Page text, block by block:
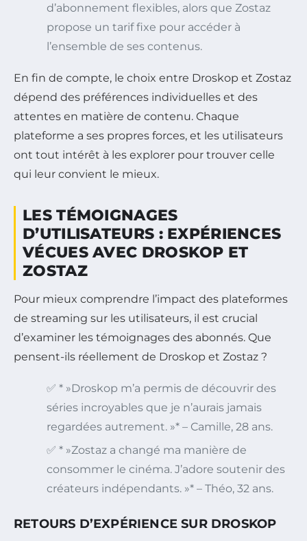
d’abonnement flexibles, alors que Zostaz
propose un tarif fixe pour accéder à
l’ensemble de ses contenus.
En fin de compte, le choix entre Droskop et Zostaz
dépend des préférences individuelles et des
attentes en matière de contenu. Chaque
plateforme a ses propres forces, et les utilisateurs
ont tout intérêt à les explorer pour trouver celle
qui leur convient le mieux.
LES TÉMOIGNAGES
D’UTILISATEURS : EXPÉRIENCES
VÉCUES AVEC DROSKOP ET
ZOSTAZ
Pour mieux comprendre l’impact des plateformes
de streaming sur les utilisateurs, il est crucial
d’examiner les témoignages des abonnés. Que
pensent-ils réellement de Droskop et Zostaz ?
✅ * »Droskop m’a permis de découvrir des
séries incroyables que je n’aurais jamais
regardées autrement. »* – Camille, 28 ans.
✅ * »Zostaz a changé ma manière de
consommer le cinéma. J’adore soutenir des
créateurs indépendants. »* – Théo, 32 ans.
RETOURS D’EXPÉRIENCE SUR DROSKOP